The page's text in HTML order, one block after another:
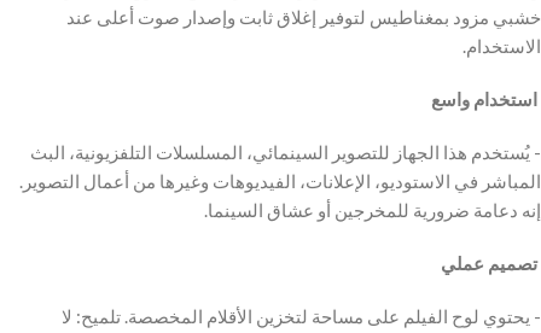
خشبي مزود بمغناطيس لتوفير إغلاق ثابت وإصدار صوت أعلى عند
الاستخدام.
‫ استخدام واسع
‫- يُستخدم هذا الجهاز للتصوير السينمائي، المسلسلات التلفزيونية، البث
المباشر في الاستوديو، الإعلانات، الفيديوهات وغيرها من أعمال التصوير.
إنه دعامة ضرورية للمخرجين أو عشاق السينما.
‫ تصميم عملي
‫- يحتوي لوح الفيلم على مساحة لتخزين الأقلام المخصصة. تلميح: لا